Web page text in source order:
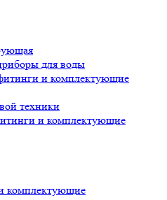
для воды
и комплектующие
техники
и комплектующие
комплектующие